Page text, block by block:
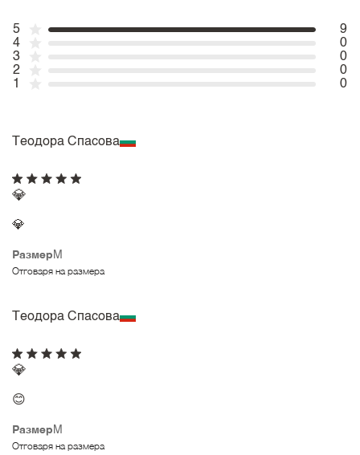
5
9
4
0
3
0
2
0
1
0
Теодора Спасова
Размер M
Отговаря на размера
💎
💎
Теодора Спасова
Размер M
Отговаря на размера
💎
😊